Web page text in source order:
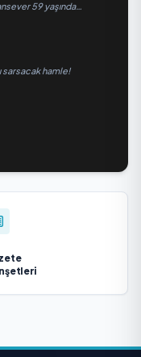
59 yaşında
sarsacak hamle!